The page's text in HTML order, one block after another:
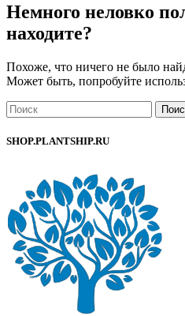
Немного неловко
находите?
Похоже, что ничего не было
Может быть, попробуйте
SHOP.PLANTSHIP.RU